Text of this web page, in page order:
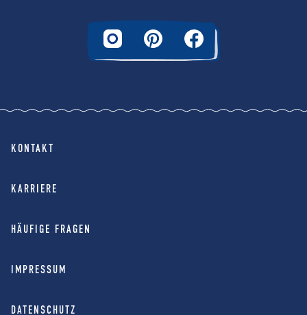
KONTAKT
KARRIERE
HÄUFIGE FRAGEN
IMPRESSUM
DATENSCHUTZ